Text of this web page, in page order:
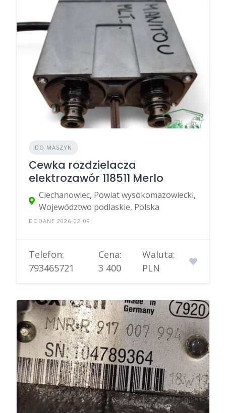
DO MASZYN
Cewka rozdzielacza
elektrozawór 118511 Merlo
Ciechanowiec, Powiat wysokomazowiecki,
Województwo podlaskie, Polska
DODANE 2026-02-09
Telefon:
793465721
Cena:
3 400
Waluta:
PLN